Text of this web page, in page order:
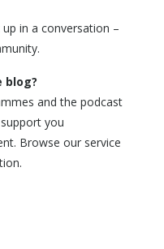
in a conversation –
blog?
and the podcast
you
Browse our service